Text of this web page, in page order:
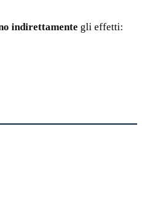
indirettamente gli effetti: